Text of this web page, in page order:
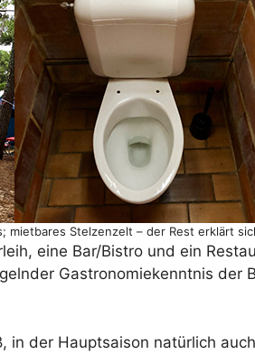
mietbares Stelzenzelt – der Rest erklärt
eine Bar/Bistro und ein
Gastronomiekenntnis
in der Hauptsaison natürlich